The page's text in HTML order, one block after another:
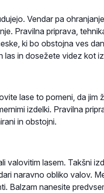
Vendar pa
Pravilna priprava,
ki bo obstojna ves
in dosežete videz kot
lase to pomeni, da jim
izdelki. Pravilna
in obstojni.
valovitim lasem. Takšni
naravno obliko valov.
Balzam nanesite